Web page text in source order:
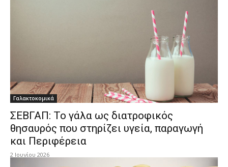
Γαλακτοκομικά
ΣΕΒΓΑΠ: Το γάλα ως διατροφικός
θησαυρός που στηρίζει υγεία, παραγωγή
και Περιφέρεια
2 Ιουνίου 2026